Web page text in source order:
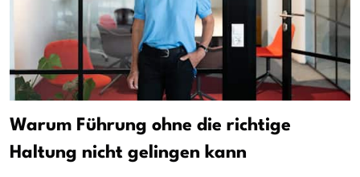
Warum Führung ohne die richtige
Haltung nicht gelingen kann